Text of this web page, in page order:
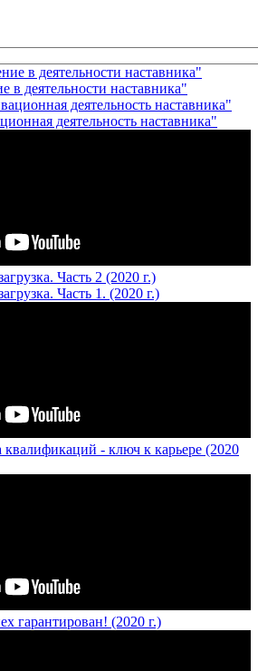
деятельности наставника"
деятельность наставника"
Часть 2 (2020 г.)
Часть 1. (2020 г.)
квалификаций - ключ к карьере (2020
гарантирован! (2020 г.)